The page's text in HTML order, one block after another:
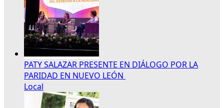
PATY SALAZAR PRESENTE EN DIÁLOGO POR LA
PARIDAD EN NUEVO LEÓN
Local